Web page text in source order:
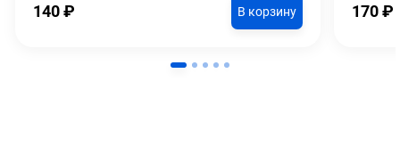
140₽ В корзину 170₽